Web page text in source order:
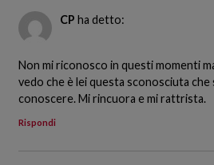
CP ha detto:
Non mi riconosco in questi momenti
vedo che è lei questa sconosciuta che
conoscere. Mi rincuora e mi rattrista.
Rispondi